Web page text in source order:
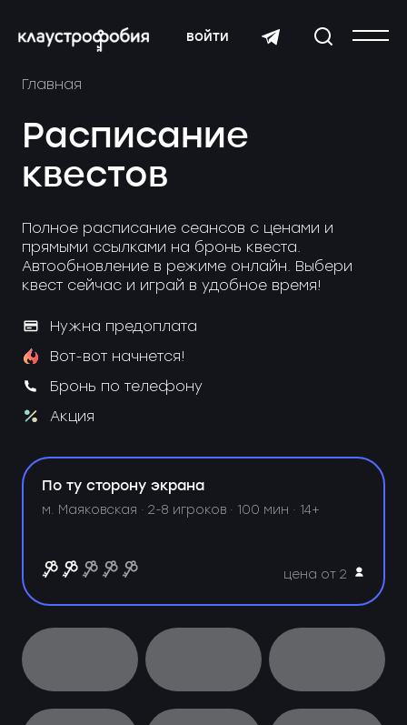
войти
Главная
Расписание
квестов
Полное расписание сеансов с ценами и
прямыми ссылками на бронь квеста.
Автообновление в режиме онлайн. Выбери
квест сейчас и играй в удобное время!
Нужна предоплата
Вот-вот начнется!
Бронь по телефону
Акция
По ту сторону экрана
м. Маяковская ·2-8 игроков · 100 мин · 14+
цена от 2